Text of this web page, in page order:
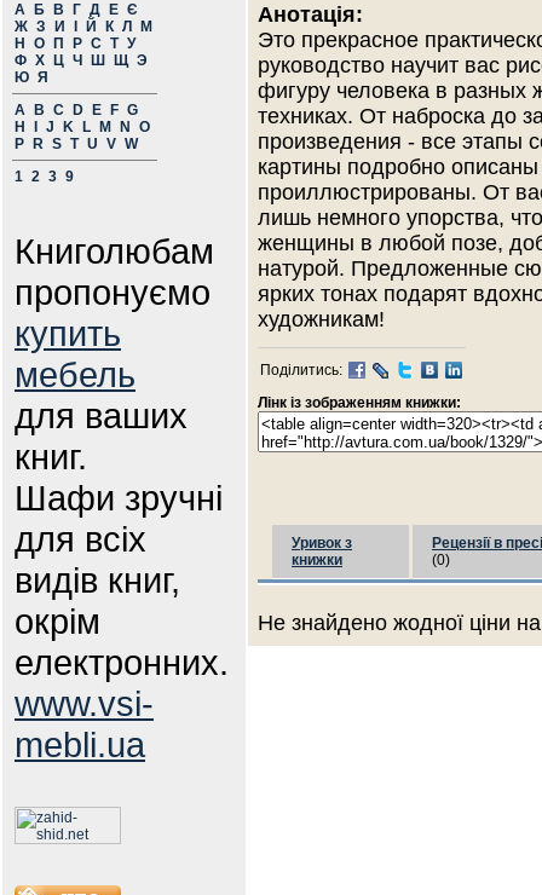
А Б В Г Д Е Є
Ж З И Й К Л
М
Н
О П Р С Т У
Ф Х Ц Ч Ш Щ Э
Ю Я
A
B C D E F G
H
J K L M N
O
P
R S T U V W
1 2 3 9
Книголюбам
пропонуємо
купить
мебель
для ваших
книг.
Шафи зручні
для всіх
видів книг,
окрім
електронних.
www.vsi-
mebli.ua
Анотація:
Это прекрасное
руководство научит вас
фигуру человека в разных
техниках. От наброска до
произведения - все этапы
картины подробно
проиллюстрированы. От
лишь немного упорства,
женщины в любой позе,
натурой. Предложенные
ярких тонах подарят
художникам!
Поділитись:
Лінк із зображенням книжки:
Уривок з
книжки
Рецензії в пресі
(0)
Не знайдено жодної ціни